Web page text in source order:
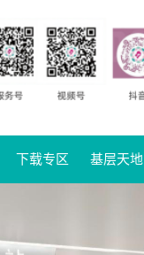
下载专区 基层天地